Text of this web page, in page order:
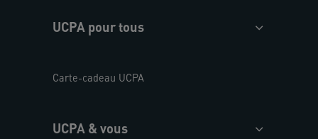
UCPA pour tous
Carte-cadeau UCPA
UCPA & vous